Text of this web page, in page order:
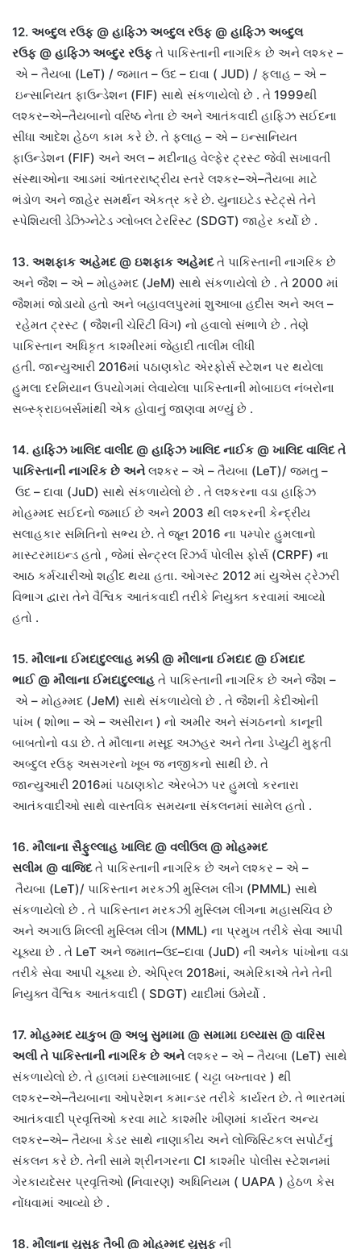
12. અબ્દુલ રઉફ @ હાફિઝ અબ્દુલ રઉફ @ હાફિઝ અબ્દુલ
રઉફ @ હાફિઝ અબ્દુર રઉફ તે પાકિસ્તાની નાગરિક છે અને લશ્કર –
એ – તૈયબા (LeT) / જમાત – ઉદ – દાવા ( JUD) / ફલાહ – એ –
ઇન્સાનિયત ફાઉન્ડેશન (FIF) સાથે સંકળાયેલો છે . તે 1999થી
લશ્કર–એ–તૈયબાનો વરિષ્ઠ નેતા છે અને આતંકવાદી હાફિઝ સઈદના
સીધા આદેશ હેઠળ કામ કરે છે. તે ફલાહ – એ – ઇન્સાનિયત
ફાઉન્ડેશન (FIF) અને અલ – મદીનાહ વેલ્ફેર ટ્રસ્ટ જેવી સખાવતી
સંસ્થાઓના આડમાં આંતરરાષ્ટ્રીય સ્તરે લશ્કર–એ–તૈયબા માટે
ભંડોળ અને જાહેર સમર્થન એકત્ર કરે છે. યુનાઇટેડ સ્ટેટ્સે તેને
સ્પેશિયલી ડેઝિગ્નેટેડ ગ્લોબલ ટેરરિસ્ટ (SDGT) જાહેર કર્યો છે .
13. અશફાક અહેમદ@ ઇશફાક અહેમદ તે પાકિસ્તાની નાગરિક છે
અને જૈશ – એ – મોહમ્મદ (JeM) સાથે સંકળાયેલો છે . તે 2000 માં
જૈશમાં જોડાયો હતો અને બહાવલપુરમાં શુઆબા હદીસ અને અલ –
રહેમત ટ્રસ્ટ ( જૈશની ચેરિટી વિંગ) નો હવાલો સંભાળે છે . તેણે
પાકિસ્તાન અધિકૃત કાશ્મીરમાં જેહાદી તાલીમ લીધી
હતી. જાન્યુઆરી 2016માં પઠાણકોટ એરફોર્સ સ્ટેશન પર થયેલા
હુમલા દરમિયાન ઉપયોગમાં લેવાયેલા પાકિસ્તાની મોબાઇલ નંબરોના
સબ્સ્ક્રાઇબર્સમાંથી એક હોવાનું જાણવા મળ્યું છે .
14. હાફિઝ ખાલિદ વાલીદ@ હાફિઝ ખાલિદ નાઈક @ ખાલિદ વાલિદ તે
પાકિસ્તાની નાગરિક છે અનેલશ્કર – એ – તૈયબા (LeT)/ જમતુ –
ઉદ – દાવા (JuD) સાથે સંકળાયેલો છે . તે લશ્કરના વડા હાફિઝ
મોહમ્મદ સઈદનો જમાઈ છે અને 2003 થી લશ્કરની કેન્દ્રીય
સલાહકાર સમિતિનો સભ્ય છે. તે જૂન 2016 ના પમ્પોર હુમલાનો
માસ્ટરમાઇન્ડ હતો , જેમાં સેન્ટ્રલ રિઝર્વ પોલીસ ફોર્સ (CRPF) ના
આઠ કર્મચારીઓ શહીદ થયા હતા. ઓગસ્ટ 2012 માં યુએસ ટ્રેઝરી
વિભાગ દ્વારા તેને વૈશ્વિક આતંકવાદી તરીકે નિયુક્ત કરવામાં આવ્યો
હતો .
15. મૌલાના ઈમદાદુલ્લાહ મક્કી@ મૌલાના ઈમદાદ@ ઈમદાદ
ભાઈ@ મૌલાના ઈમદાદુલ્લાહ તે પાકિસ્તાની નાગરિક છે અને જૈશ –
એ – મોહમ્મદ (JeM) સાથે સંકળાયેલો છે . તે જૈશની કેદીઓની
પાંખ ( શોભા – એ – અસીરાન ) નો અમીર અને સંગઠનનો કાનૂની
બાબતોનો વડા છે. તે મૌલાના મસૂદ અઝહર અને તેના ડેપ્યુટી મુફ્તી
અબ્દુલ રઉફ અસગરનો ખૂબ જ નજીકનો સાથી છે. તે
જાન્યુઆરી 2016માં પઠાણકોટ એરબેઝ પર હુમલો કરનારા
આતંકવાદીઓ સાથે વાસ્તવિક સમયના સંકલનમાં સામેલ હતો .
16. મૌલાના સૈફુલ્લાહ ખાલિદ@ વલીઉલ@ મોહમ્મદ
સલીમ @ વાજિદ તે પાકિસ્તાની નાગરિક છે અને લશ્કર – એ –
તૈયબા (LeT)/ પાકિસ્તાન મરકઝી મુસ્લિમ લીગ (PMML) સાથે
સંકળાયેલો છે . તે પાકિસ્તાન મરકઝી મુસ્લિમ લીગના મહાસચિવ છે
અને અગાઉ મિલ્લી મુસ્લિમ લીગ (MML) ના પ્રમુખ તરીકે સેવા આપી
ચૂક્યા છે . તે LeT અને જમાત–ઉદ–દાવા (JuD) ની અનેક પાંખોના વડા
તરીકે સેવા આપી ચૂક્યા છે. એપ્રિલ 2018માં, અમેરિકાએ તેને તેની
નિયુક્ત વૈશ્વિક આતંકવાદી ( SDGT) યાદીમાં ઉમેર્યો .
17. મોહમ્મદ યાકુબ @ અબુ સુમામા @ સમામા ઇલ્યાસ@ વારિસ
અલી તે પાકિસ્તાની નાગરિક છે અનેલશ્કર – એ – તૈયબા (LeT) સાથે
સંકળાયેલો છે. તે હાલમાં ઇસ્લામાબાદ ( ચટ્ટા બખ્તાવર ) થી
લશ્કર–એ–તૈયબાના ઓપરેશન કમાન્ડર તરીકે કાર્યરત છે. તે ભારતમાં
આતંકવાદી પ્રવૃત્તિઓ કરવા માટે કાશ્મીર ખીણમાં કાર્યરત અન્ય
લશ્કર–એ– તૈયબા કેડર સાથે નાણાકીય અને લોજિસ્ટિકલ સપોર્ટનું
સંકલન કરે છે. તેની સામે શ્રીનગરના CI કાશ્મીર પોલીસ સ્ટેશનમાં
ગેરકાયદેસર પ્રવૃત્તિઓ (નિવારણ) અધિનિયમ ( UAPA ) હેઠળ કેસ
નોંધવામાં આવ્યો છે .
18. મૌલાના યુસુફ તૈબી@ મોહમ્મદ યુસુફ ની